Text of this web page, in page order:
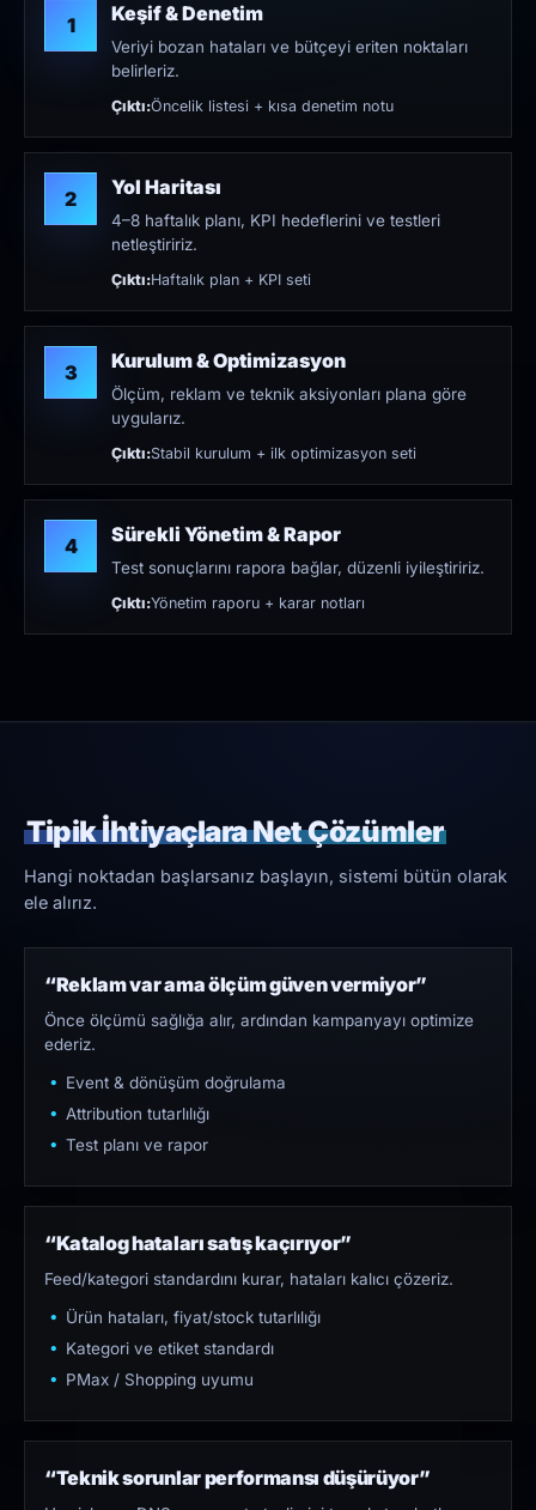
1 Keşif & Denetim
Veriyi bozan hataları ve bütçeyi eriten noktaları
belirleriz.
Çıktı:Öncelik listesi + kısa denetim notu
2 Yol Haritası
4–8 haftalık planı, KPI hedeflerini ve testleri
netleştiririz.
Çıktı:Haftalık plan + KPI seti
3 Kurulum & Optimizasyon
Ölçüm, reklam ve teknik aksiyonları plana göre
uygularız.
Çıktı:Stabil kurulum + ilk optimizasyon seti
4 Sürekli Yönetim & Rapor
Test sonuçlarını rapora bağlar, düzenli iyileştiririz.
Çıktı:Yönetim raporu + karar notları
Tipik İhtiyaçlara Net Çözümler
Hangi noktadan başlarsanız başlayın, sistemi bütün olarak
ele alırız.
“Reklam var ama ölçüm güven vermiyor”
Önce ölçümü sağlığa alır, ardından kampanyayı optimize
ederiz.
Event & dönüşüm doğrulama
Attribution tutarlılığı
Test planı ve rapor
“Katalog hataları satış kaçırıyor”
Feed/kategori standardını kurar, hataları kalıcı çözeriz.
Ürün hataları, fiyat/stock tutarlılığı
Kategori ve etiket standardı
PMax / Shopping uyumu
“Teknik sorunlar performansı düşürüyor”